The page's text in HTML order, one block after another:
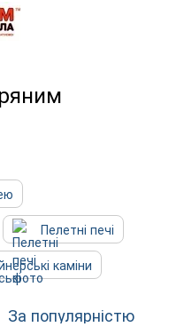
Пелетні печі
каміни
За популярністю